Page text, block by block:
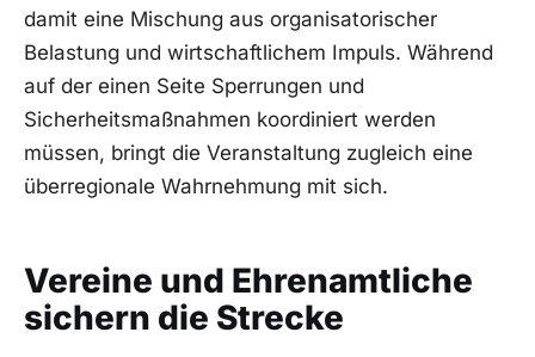
damit eine Mischung aus organisatorischer
Belastung und wirtschaftlichem Impuls. Während
auf der einen Seite Sperrungen und
Sicherheitsmaßnahmen koordiniert werden
müssen, bringt die Veranstaltung zugleich eine
überregionale Wahrnehmung mit sich.
Vereine und Ehrenamtliche
sichern die Strecke